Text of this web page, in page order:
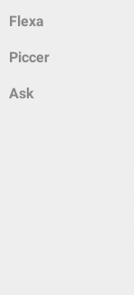
Flexa
Piccer
Ask